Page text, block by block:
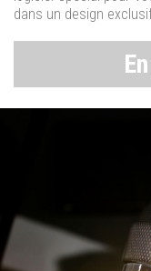
dans un design